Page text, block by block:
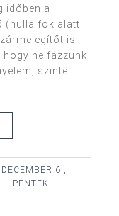
időben a
(nulla fok alatt
is
hogy ne fázzunk
szinte
6.,
PÉNTEK